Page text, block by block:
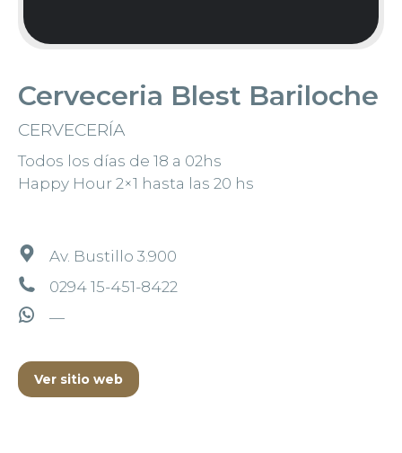
Cerveceria Blest Bariloche
CERVECERÍA
Todos los días de 18 a 02hs
Happy Hour 2×1 hasta las 20 hs
Av. Bustillo 3.900
0294 15-451-8422
—
Ver sitio web